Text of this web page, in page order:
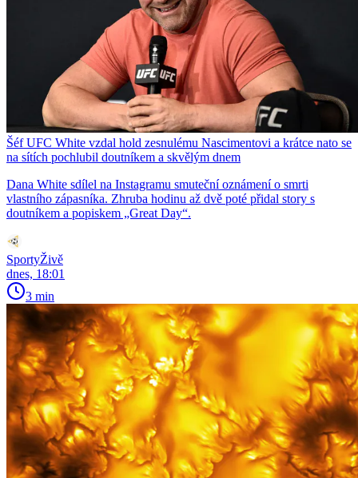
Šéf UFC White vzdal hold zesnulému Nascimentovi a krátce nato se
na sítích pochlubil doutníkem a skvělým dnem
Dana White sdílel na Instagramu smuteční oznámení o smrti
vlastního zápasníka. Zhruba hodinu až dvě poté přidal story s
doutníkem a popiskem „Great Day“.
SportyŽivě
dnes, 18:01
3 min